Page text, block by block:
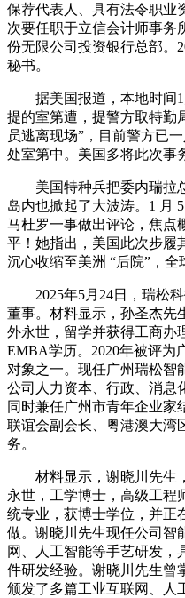
保荐代表人、具有法令职业
次要任职于立信会计师事务
份无限公司投资银行总部。
秘书。
据美国报道，本地时间1
提的室第遭，提警方取特勤
员逃离现场”，目前警方已
处室第中。美国多将此次事
美国特种兵把委内瑞拉
岛内也掀起了大波涛。1 月
马杜罗一事做出评论，焦点
平！她指出，美国此次步履
沉心收缩至美洲 “后院”，全
2025年5月24日，瑞松科
董事。材料显示，孙圣杰先
外永世，留学并获得工商办
EMBA学历。2020年被评为
对象之一。现任广州瑞松智
公司人力资本、行政、消息
同时兼任广州市青年企业家
联谊会副会长、粤港澳大湾
务。
材料显示，谢晓川先生，
永世，工学博士，高级工程
统专业，获博士学位，并正
做。谢晓川先生现任公司智
网、人工智能等手艺研发，
件研发经验。谢晓川先生曾
颁发了多篇工业互联网、人